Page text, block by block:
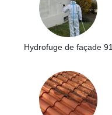
Hydrofuge de façade 91